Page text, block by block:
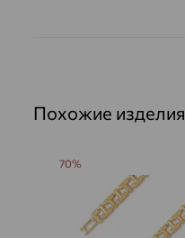
Похожие изделия
70%